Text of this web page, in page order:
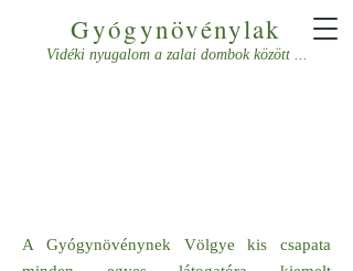
Gyógynövénylak
Vidéki nyugalom a zalai dombok között ...
A Gyógynövénynek Völgye kis csapata